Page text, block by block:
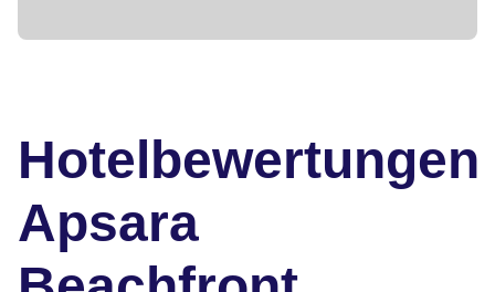
Hotelbewertungen
Apsara